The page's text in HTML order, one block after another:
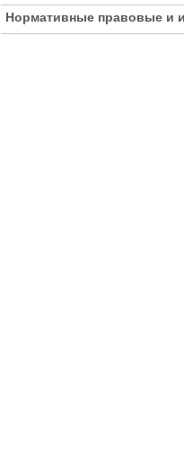
Нормативные правовые и